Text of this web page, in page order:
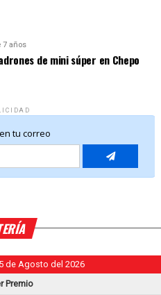
7 años
de mini súper en Chepo
de Agosto del 2026
Premio